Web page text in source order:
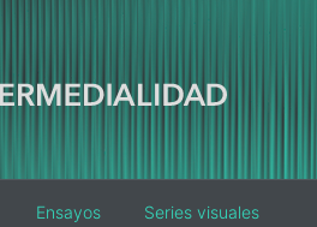
Ensayos Series visuales